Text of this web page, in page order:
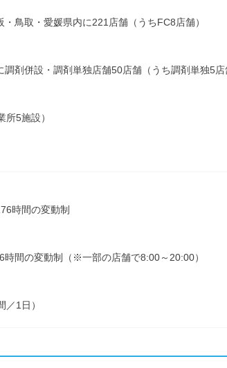
鳥取・愛媛県内に221店舗（うちFC8店舗）
調剤併設・調剤単独店舗50店舗（うち調剤単独5店
5施設）
時間の変動制
間の変動制（※一部の店舗で8:00～20:00）
1日）